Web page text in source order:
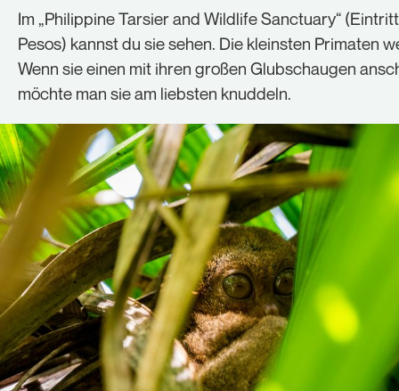
Im „Philippine Tarsier and Wildlife Sanctuary“
Pesos) kannst du sie sehen. Die kleinsten Primaten
Wenn sie einen mit ihren großen Glubschaugen
möchte man sie am liebsten knuddeln.